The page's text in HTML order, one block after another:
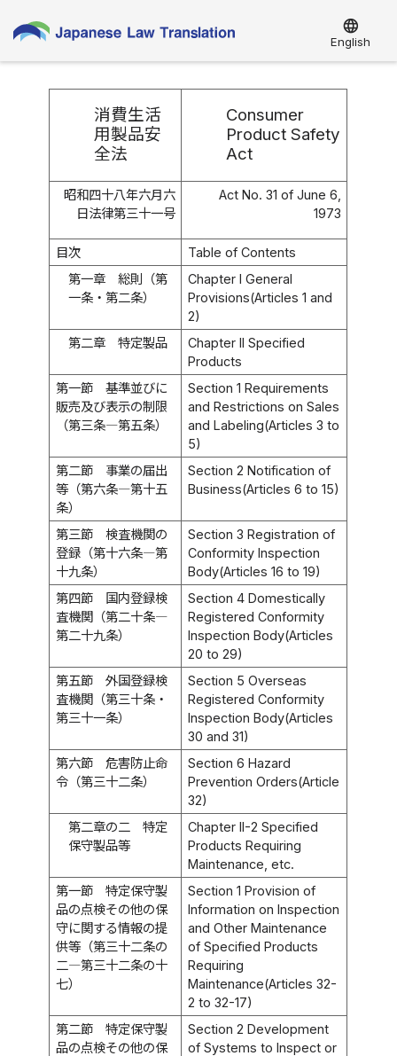
language
English
消費生活
用製品安
全法
Consumer
Product Safety
Act
昭和四十八年六月六
日法律第三十一号
Act No. 31 of June 6,
1973
目次
Table of Contents
第一章 総則（第
一条・第二条）
Chapter I General
Provisions(Articles 1 and
2)
第二章 特定製品
Chapter II Specified
Products
第一節 基準並びに
販売及び表示の制限
（第三条―第五条）
Section 1 Requirements
and Restrictions on Sales
and Labeling(Articles 3 to
5)
第二節 事業の届出
等（第六条―第十五
条）
Section 2 Notification of
Business(Articles 6 to 15)
第三節 検査機関の
登録（第十六条―第
十九条）
Section 3 Registration of
Conformity Inspection
Body(Articles 16 to 19)
第四節 国内登録検
査機関（第二十条―
第二十九条）
Section 4 Domestically
Registered Conformity
Inspection Body(Articles
20 to 29)
第五節 外国登録検
査機関（第三十条・
第三十一条）
Section 5 Overseas
Registered Conformity
Inspection Body(Articles
30 and 31)
第六節 危害防止命
令（第三十二条）
Section 6 Hazard
Prevention Orders(Article
32)
第二章の二 特定
保守製品等
Chapter II-2 Specified
Products Requiring
Maintenance, etc.
第一節 特定保守製
品の点検その他の保
守に関する情報の提
供等（第三十二条の
二―第三十二条の十
七）
Section 1 Provision of
Information on Inspection
and Other Maintenance
of Specified Products
Requiring
Maintenance(Articles 32-
2 to 32-17)
第二節 特定保守製
品の点検その他の保
Section 2 Development
of Systems to Inspect or